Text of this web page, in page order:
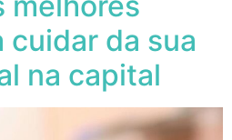
cuidar da sua
na capital